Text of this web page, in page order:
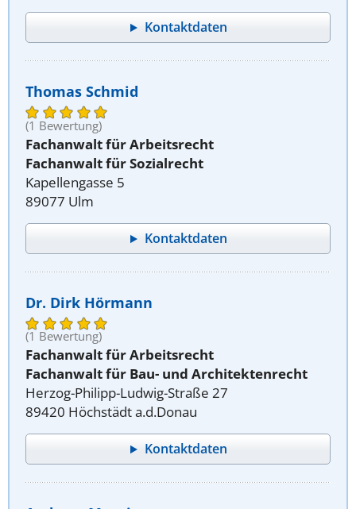
Kontaktdaten
Thomas Schmid
(1 Bewertung)
Fachanwalt für Arbeitsrecht
Fachanwalt für Sozialrecht
Kapellengasse 5
89077 Ulm
Kontaktdaten
Dr. Dirk Hörmann
(1 Bewertung)
Fachanwalt für Arbeitsrecht
Fachanwalt für Bau- und Architektenrecht
Herzog-Philipp-Ludwig-Straße 27
89420 Höchstädt a.d.Donau
Kontaktdaten